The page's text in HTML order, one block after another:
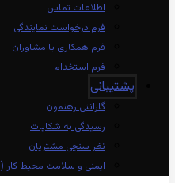
اطلاعات تماس
فرم درخواست نمایندگی
فرم همکاری با مشاوران
فرم استخدام
پشتیبانی
گارانتی رهنمون
رسیدگی به شکایات
نظر سنجی مشتریان
ایمنی و سلامت محیط کار (HSE Plan)